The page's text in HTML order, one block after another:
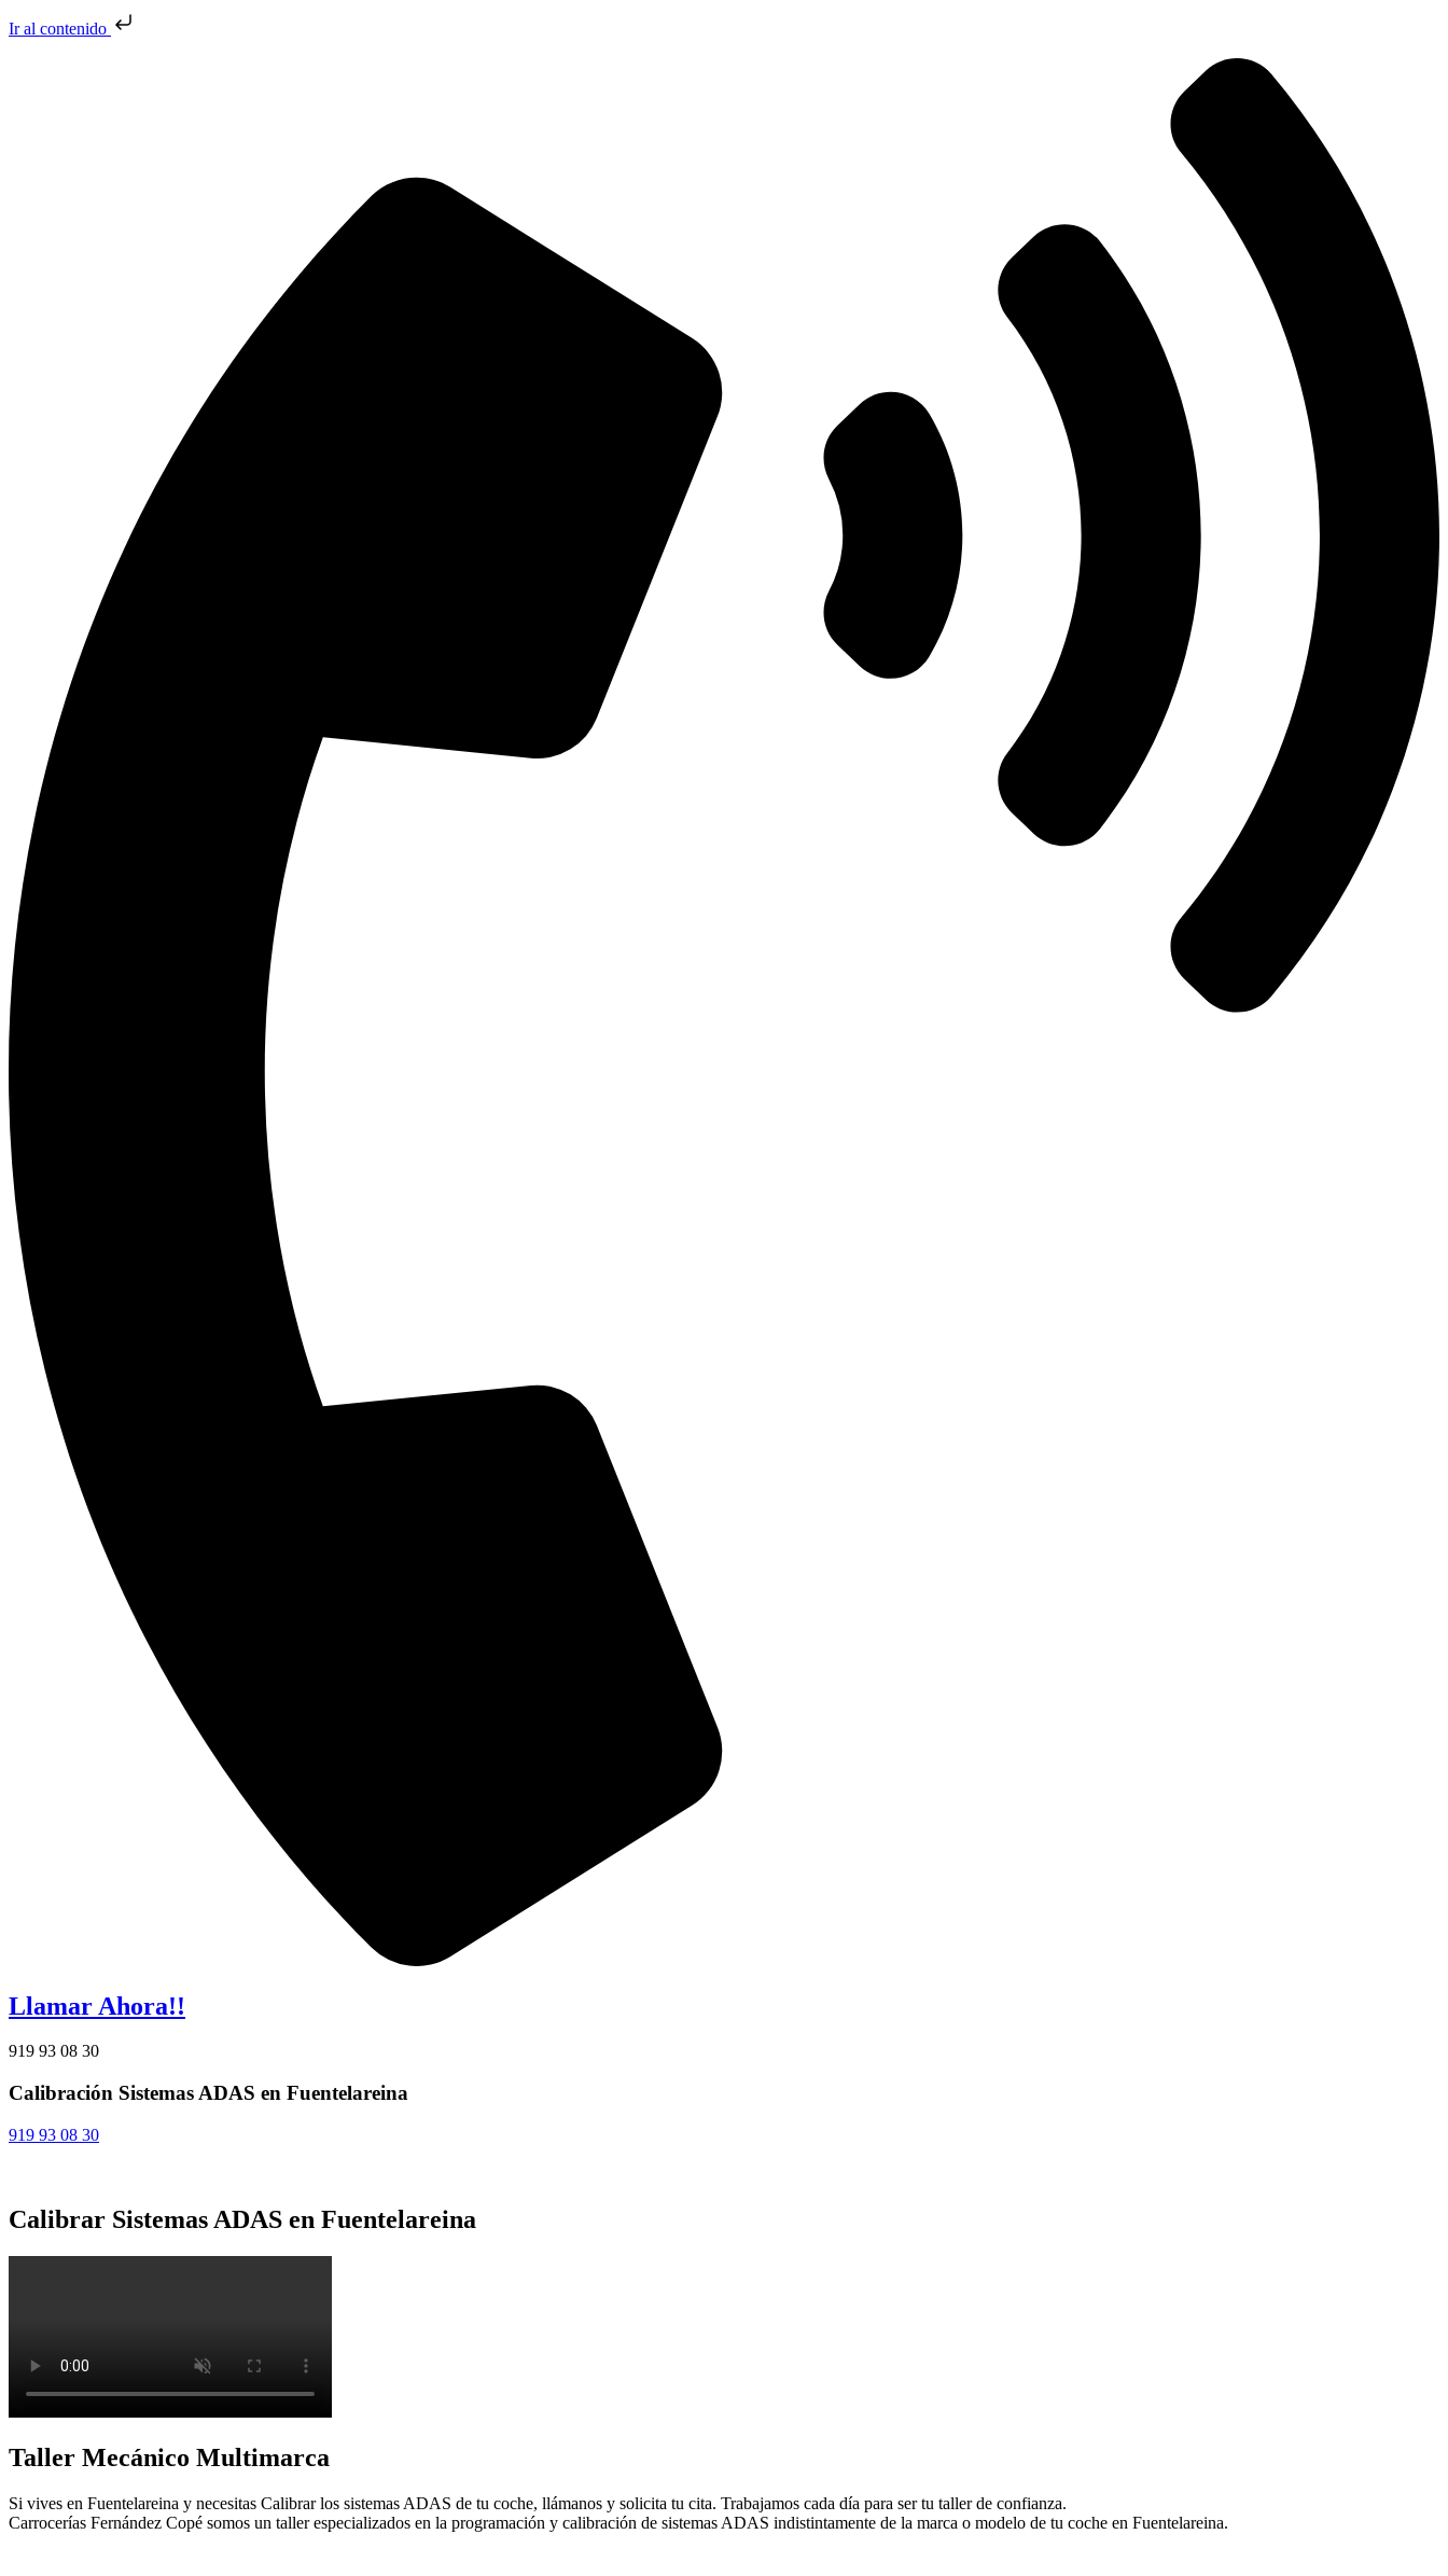
Ir al contenido
Llamar Ahora!!
919 93 08 30
Calibración Sistemas ADAS en Fuentelareina
919 93 08 30
Calibrar Sistemas ADAS en Fuentelareina
Taller Mecánico Multimarca
Si vives en Fuentelareina y necesitas Calibrar los sistemas ADAS de tu coche, llámanos y solicita tu cita. Trabajamos cada día para ser tu taller de confianza.
Carrocerías Fernández Copé somos un taller especializados en la programación y calibración de sistemas ADAS indistintamente de la marca o modelo de tu coche en Fuentelareina.